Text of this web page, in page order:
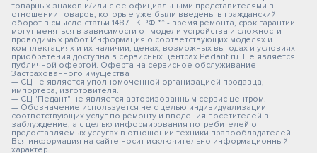
товарных знаков и/или с ее официальными представителями в
отношении товаров, которые уже были введены в гражданский
оборот в смысле статьи 1487 ГК РФ ** - время ремонта, срок гарантии
могут меняться в зависимости от модели устройства и сложности
проводимых работ Информация о соответствующих моделях и
комплектациях и их наличии, ценах, возможных выгодах и условиях
приобретения доступна в сервисных центрах Pedant.ru. Не является
публичной офертой. Оферта на сервисное обслуживание
Застрахованного имущества
— СЦ не является уполномоченной организацией продавца,
импортера, изготовителя.
— СЦ "Педант" не является авторизованным сервис центром.
— Обозначение используется не с целью индивидуализации
соответствующих услуг по ремонту и введения посетителей в
заблуждение, а с целью информирования потребителей о
предоставляемых услугах в отношении техники правообладателей.
Вся информация на сайте носит исключительно информационный
характер.